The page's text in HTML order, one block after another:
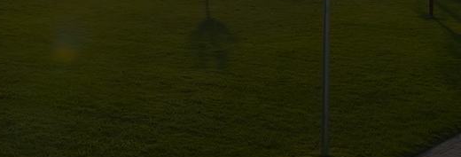
Thank you for sharing and watching! Arhiva
– 13 Septembrie 2017 Ziua 2 – 14 Septembrie